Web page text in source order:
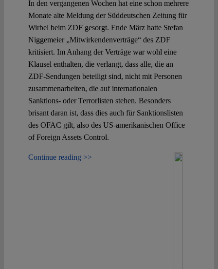
In den vergangenen Wochen hat eine schon mehrere
Monate alte Meldung der Süddeutschen Zeitung für
Wirbel beim ZDF gesorgt. Ende März hatte Stefan
Niggemeier „Mitwirkendenverträge“ des ZDF
kritisiert. Im Anhang der Verträge war wohl eine
Klausel enthalten, die verlangt, dass alle, die an
ZDF-Sendungen beteiligt sind, nicht mit Personen
zusammenarbeiten, die auf internationalen
Sanktions- oder Terrorlisten stehen. Besonders
brisant daran ist, dass dies auch für Sanktionslisten
des OFAC gilt, also des US-amerikanischen Office
of Foreign Assets Control.
Continue reading >>